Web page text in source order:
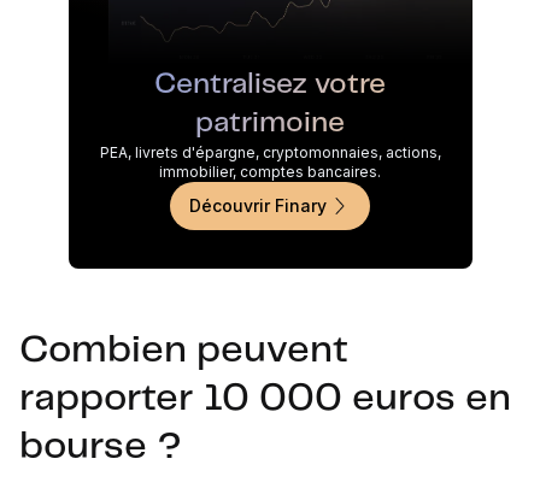
Centralisez votre
patrimoine
PEA, livrets d'épargne, cryptomonnaies, actions,
immobilier, comptes bancaires.
Découvrir Finary
Combien peuvent
rapporter 10 000 euros en
bourse ?